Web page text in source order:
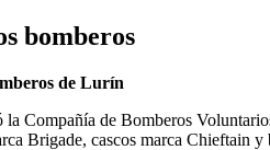
bomberos
de Lurín
Compañía de Bomberos
Brigade, cascos marca Chieftain y